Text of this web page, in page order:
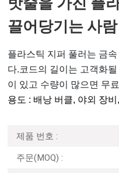
끌어당기는 사람
플라스틱 지퍼 풀러는 금
다.코드의 길이는 고객화
이 있고 수량이 많으면 무
용도 : 배낭 버클, 야외 장
제품 번호 :
주문(MOQ) :